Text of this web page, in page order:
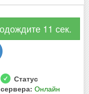
11 сек.
Статус
сервера: Онлайн